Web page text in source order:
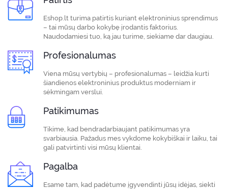
Eshop.lt turima patirtis kuriant elektroninius sprendimus
– tai mūsų darbo kokybę įrodantis faktorius.
Naudodamiesi tuo, ką jau turime, siekiame dar daugiau.
Profesionalumas
Viena mūsų vertybių – profesionalumas – leidžia kurti
šiandienos elektroninius produktus moderniam ir
sėkmingam verslui.
Patikimumas
Tikime, kad bendradarbiaujant patikimumas yra
svarbiausia. Pažadus mes vykdome kokybiškai ir laiku, tai
gali patvirtinti visi mūsų klientai.
Pagalba
Esame tam, kad padėtume įgyvendinti jūsų idėjas, siekti